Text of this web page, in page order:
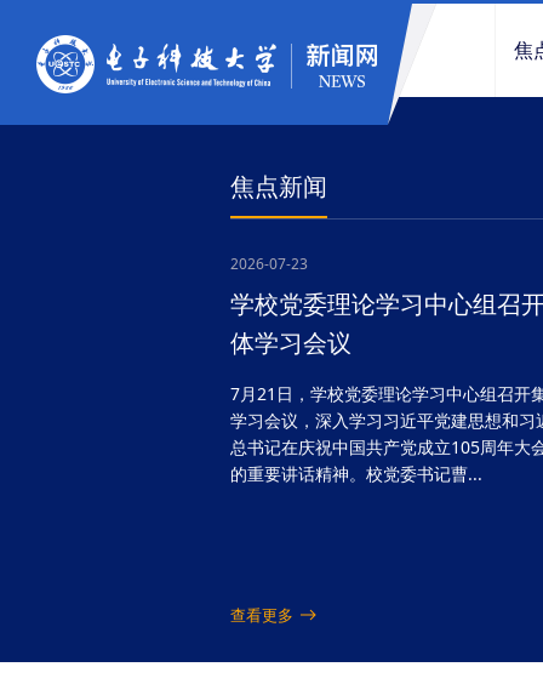
焦
焦点新闻
2026-07-23
学校党委理论学习中心组召
体学习会议
7月21日，学校党委理论学习中心组召开
学习会议，深入学习习近平党建思想和习
总书记在庆祝中国共产党成立105周年大
的重要讲话精神。校党委书记曹...
查看更多